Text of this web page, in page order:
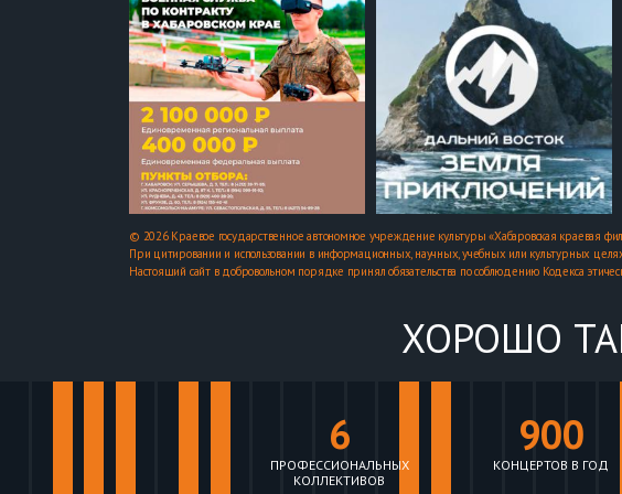
© 2026 Краевое государственное автономное учреждение культуры «Хабаровская краевая
При цитировании и использовании в информационных, научных, учебных или культурных
Настоящий сайт в добровольном порядке принял обязательства по соблюдению Кодекса
ХОРОШО
6
ПРОФЕССИОНАЛЬНЫХ
КОЛЛЕКТИВОВ
900
КОНЦЕРТОВ В ГОД